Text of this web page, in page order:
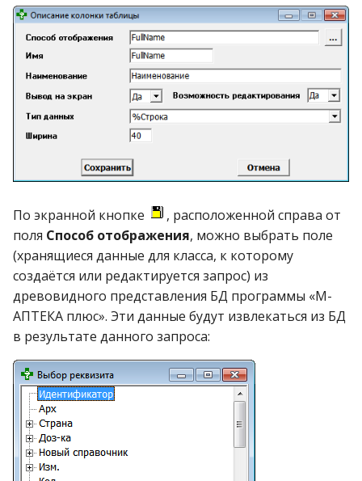
наименований
Справочник оптовых
наценок
Справочник платежей
Справочник регионов
Справочник
Справочник спец. групп
Справочник стран
Справочник схем
округления
Справочник типов
доставки
По экранной кнопке
, расположенной справа от
поля Способ отображения, можно выбрать поле
(хранящиеся данные для класса, к которому
создаётся или редактируется запрос) из
древовидного представления БД программы «М-
АПТЕКА плюс». Эти данные будут извлекаться из БД
в результате данного запроса: